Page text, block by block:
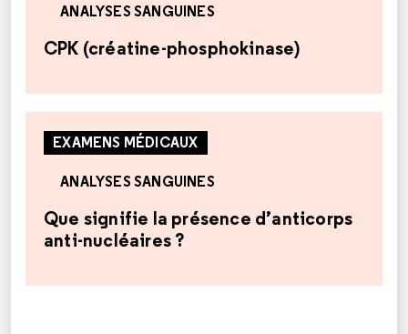
ANALYSES SANGUINES
CPK (créatine-phosphokinase)
EXAMENS MÉDICAUX
ANALYSES SANGUINES
Que signifie la présence d’anticorps
anti-nucléaires ?